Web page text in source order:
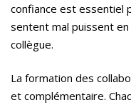
confiance est essentiel
sentent mal puissent
collègue.
La formation des
et complémentaire.